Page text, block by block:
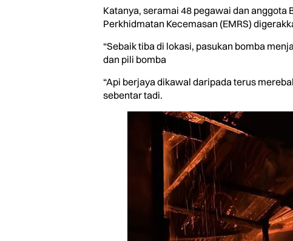
Katanya, seramai 48 pegawai dan anggota
Perkhidmatan Kecemasan (EMRS)
“Sebaik tiba di lokasi, pasukan bomba
dan pili bomba
“Api berjaya dikawal daripada terus
sebentar tadi.